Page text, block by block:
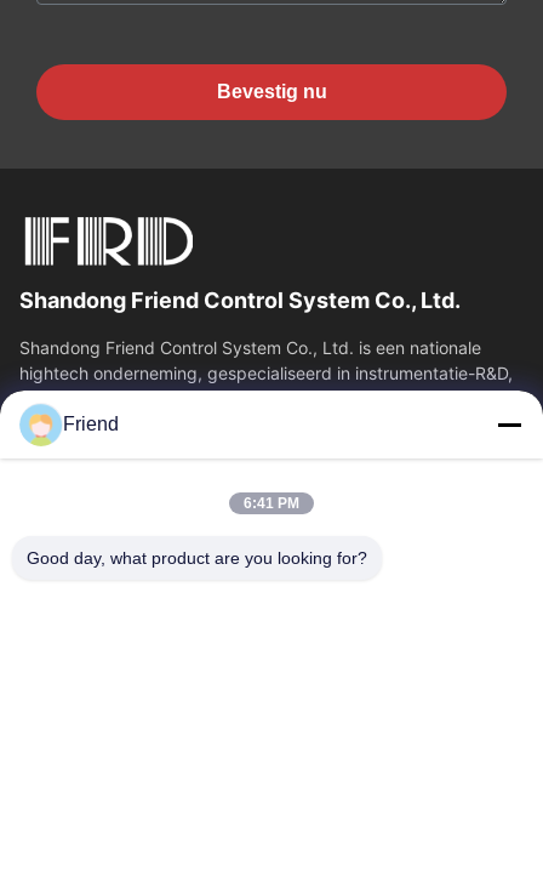
Bevestig nu
Shandong Friend Control System Co., Ltd.
Shandong Friend Control System Co., Ltd. is een nationale
hightech onderneming, gespecialiseerd in instrumentatie-R&D,
productie en industriële...
Snelkoppelingen
Over Ons
Fabrieksreis
Kwaliteitscontrole
Friend
6:41 PM
Good day, what product are you looking for?